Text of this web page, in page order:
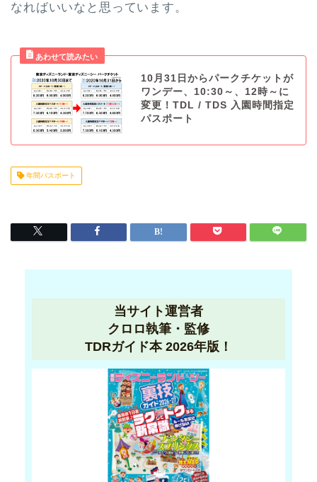
なればいいなと思っています。
10月31日からパークチケットが
ワンデー、10:30～、12時～に
変更！TDL / TDS 入園時間指定
パスポート
年間パスポート
当サイト運営者
クロロ執筆・監修
TDRガイド本 2026年版！